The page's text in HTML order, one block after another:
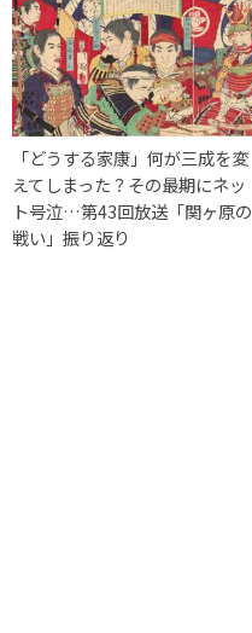
「どうする家康」何が三成を変
えてしまった？その最期にネッ
ト号泣…第43回放送「関ヶ原の
戦い」振り返り